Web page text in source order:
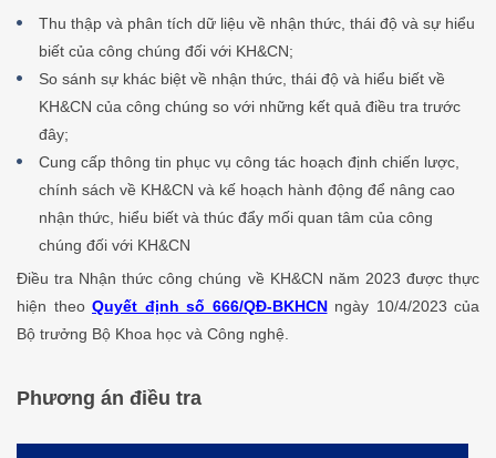
Thu thập và phân tích dữ liệu về nhận thức, thái độ và sự hiểu
biết của công chúng đối với KH&CN;
So sánh sự khác biệt về nhận thức, thái độ và hiểu biết về
KH&CN của công chúng so với những kết quả điều tra trước
đây;
Cung cấp thông tin phục vụ công tác hoạch định chiến lược,
chính sách về KH&CN và kế hoạch hành động để nâng cao
nhận thức, hiểu biết và thúc đẩy mối quan tâm của công
chúng đối với KH&CN
Điều tra Nhận thức công chúng về KH&CN năm 2023 được thực
hiện theo Quyết định số 666/QĐ-BKHCNngày 10/4/2023 của
Bộ trưởng Bộ Khoa học và Công nghệ.
Phương án điều tra